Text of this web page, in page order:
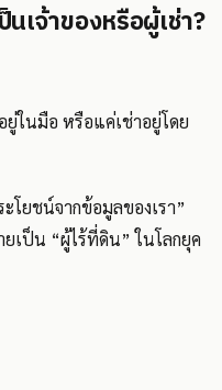
เจ้าของหรือผู้เช่า?
ในมือ หรือแค่เช่าอยู่โดย
โยชน์จากข้อมูลของเรา”
เป็น “ผู้ไร้ที่ดิน” ในโลกยุค